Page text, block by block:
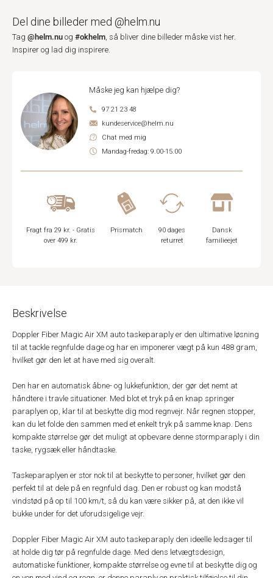
Del dine billeder med @helm.nu
Tag @helm.nu og #okhelm, så bliver dine billeder måske vist her.
Inspirer og lad dig inspirere.
Måske jeg kan hjælpe dig?
97 21 23 48
kundeservice@helm.nu
Chat med mig
Mandag-fredag: 9.00-15.00
Fragt fra 29 kr. - Gratis
over 499 kr.
Prismatch
90 dages
returret
Dansk
familieejet
Beskrivelse
Doppler Fiber Magic Air XM auto taskeparaply er den ultimative løsning
til at tackle regnfulde dage og har en imponerer vægt på kun 488 gram,
hvilket gør den let at have med sig overalt.
Den har en automatisk åbne- og lukkefunktion, der gør det nemt at
håndtere i travle situationer. Med blot et tryk på en knap springer
paraplyen op, klar til at beskytte dig mod regnvejr. Når regnen stopper,
kan du let folde den sammen med et enkelt tryk på samme knap. Dens
kompakte størrelse gør det muligt at opbevare denne stormparaply i din
taske, rygsæk eller håndtaske.
Taskeparaplyen er stor nok til at beskytte to personer, hvilket gør den
perfekt til at dele på en regnfuld dag. Den er robust og kan modstå
vindstød på op til 100 km/t, så du kan være sikker på, at den ikke vil
bukke under for det uforudsigelige vejr.
Doppler Fiber Magic Air XM auto taskeparaply den ideelle ledsager til
at holde dig tør på regnfulde dage. Med dens letvægtsdesign,
automatiske funktioner, kompakte størrelse og evne til at beskytte dig og